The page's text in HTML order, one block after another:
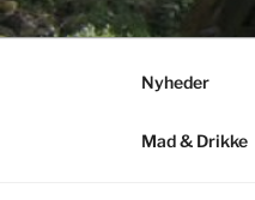
Nyheder
Mad & Drikke